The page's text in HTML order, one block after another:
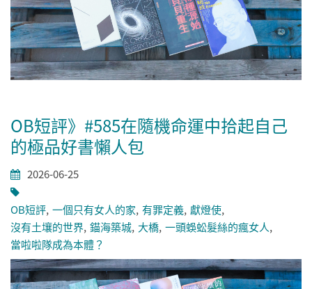
OB短評》#585在隨機命運中拾起自己
的極品好書懶人包
2026-06-25
OB短評 一個只有女人的家 有罪定義 獻燈使
沒有土壤的世界 錨海築城 大橋 一頭蜈蚣髮絲的瘋女人
當啦啦隊成為本體？